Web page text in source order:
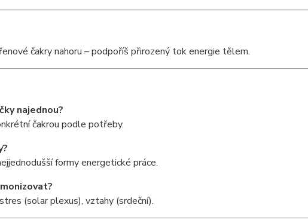
čakry nahoru – podpoříš přirozený tok energie tělem.
najednou?
čakrou podle potřeby.
formy energetické práce.
(solar plexus), vztahy (srdeční).